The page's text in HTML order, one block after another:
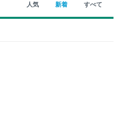
人気 新着 すべて